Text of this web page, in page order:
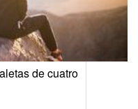
de cuatro